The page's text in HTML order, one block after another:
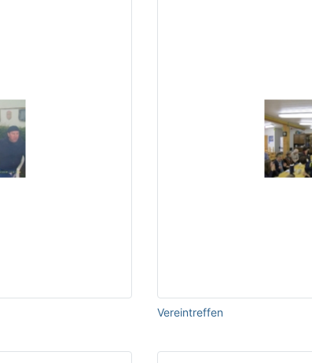
Vereintreffen